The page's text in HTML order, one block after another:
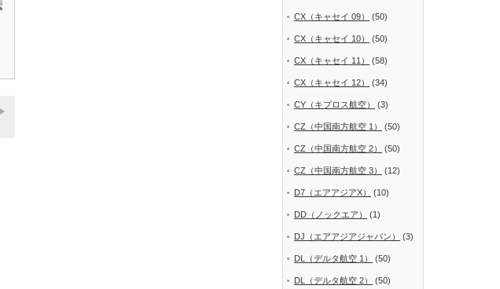
CX（キャセイ 09） (50)
CX（キャセイ 10） (50)
CX（キャセイ 11） (58)
CX（キャセイ 12） (34)
CY（キプロス航空） (3)
CZ（中国南方航空 1） (50)
CZ（中国南方航空 2） (50)
CZ（中国南方航空 3） (12)
D7（エアアジアX） (10)
DD（ノックエア） (1)
DJ（エアアジアジャパン） (3)
DL（デルタ航空 1） (50)
DL（デルタ航空 2） (50)